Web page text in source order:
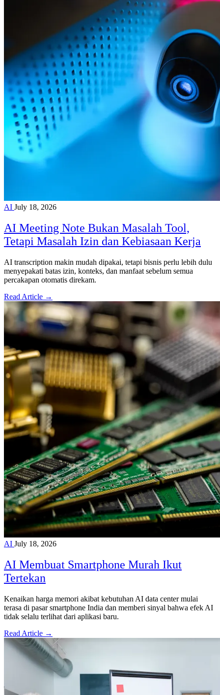
AI July 18, 2026
AI Meeting Note Bukan Masalah Tool,
Tetapi Masalah Izin dan Kebiasaan Kerja
AI transcription makin mudah dipakai, tetapi bisnis perlu lebih dulu
menyepakati batas izin, konteks, dan manfaat sebelum semua
percakapan otomatis direkam.
Read Article →
AI July 18, 2026
AI Membuat Smartphone Murah Ikut
Tertekan
Kenaikan harga memori akibat kebutuhan AI data center mulai
terasa di pasar smartphone India dan memberi sinyal bahwa efek AI
tidak selalu terlihat dari aplikasi baru.
Read Article →